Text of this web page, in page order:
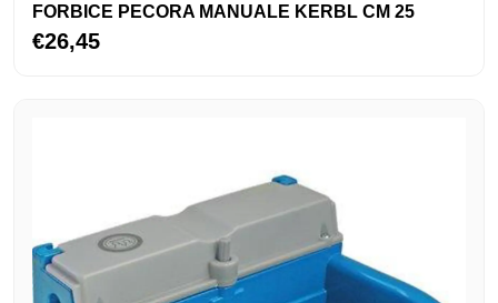
FORBICE PECORA MANUALE KERBL CM 25
€26,45